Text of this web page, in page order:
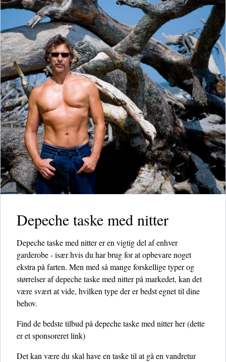
Depeche taske med nitter
Depeche taske med nitter er en vigtig del af enhver
garderobe - især hvis du har brug for at opbevare noget
ekstra på farten. Men med så mange forskellige typer og
størrelser af depeche taske med nitter på markedet, kan det
være svært at vide, hvilken type der er bedst egnet til dine
behov.
Find de bedste tilbud på depeche taske med nitter her(dette
er et sponsoreret link)
Det kan være du skal have en taske til at gå en vandretur